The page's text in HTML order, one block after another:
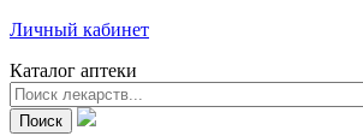
Личный кабинет
Каталог аптеки